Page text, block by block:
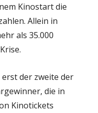
Kinostart die
Allein in
als 35.000
erst der zweite der
die in
Kinotickets